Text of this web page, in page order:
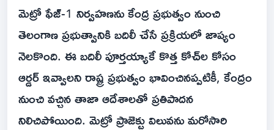
మెట్రో ఫేజ్-1 నిర్వహణను కేంద్ర ప్రభుత్వం నుంచి
తెలంగాణ ప్రభుత్వానికి బదిలీ చేసే ప్రక్రియలో జాప్యం
నెలకొంది. ఈ బదిలీ పూర్తయ్యాకే కొత్త కోచ్‌ల కోసం
ఆర్డర్ ఇవ్వాలని రాష్ట్ర ప్రభుత్వం భావించినప్పటికీ, కేంద్రం
నుంచి వచ్చిన తాజా ఆదేశాలతో ప్రతిపాదన
నిలిచిపోయింది. మెట్రో ప్రాజెక్టు విలువను మరోసారి